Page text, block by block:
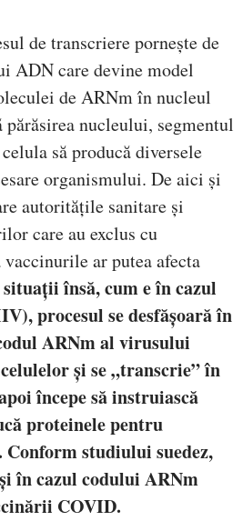
de transcriere pornește de
ADN care devine model
de ARNm în nucleul
nucleului, segmentul
să producă diversele
organismului. De aici și
autoritățile sanitare și
care au exclus cu
ar putea afecta
însă, cum e în cazul
procesul se desfășoară în
ARNm al virusului
și se „transcrie” în
începe să instruiască
proteinele pentru
studiului suedez,
în cazul codului ARNm
COVID.